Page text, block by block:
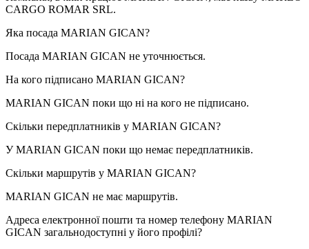
CARGO ROMAR SRL.
Яка посада MARIAN GICAN?
Посада MARIAN GICAN не уточнюється.
На кого підписано MARIAN GICAN?
MARIAN GICAN поки що ні на кого не підписано.
Скільки передплатників у MARIAN GICAN?
У MARIAN GICAN поки що немає передплатників.
Скільки маршрутів у MARIAN GICAN?
MARIAN GICAN не має маршрутів.
Адреса електронної пошти та номер телефону MARIAN
GICAN загальнодоступні у його профілі?